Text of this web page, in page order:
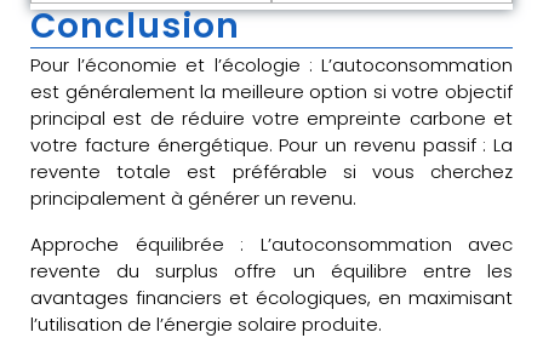
Conclusion
Pour l’économie et l’écologie : L’autoconsommation
est généralement la meilleure option si votre objectif
principal est de réduire votre empreinte carbone et
votre facture énergétique. Pour un revenu passif : La
revente totale est préférable si vous cherchez
principalement à générer un revenu.
Approche équilibrée : L’autoconsommation avec
revente du surplus offre un équilibre entre les
avantages financiers et écologiques, en maximisant
l’utilisation de l’énergie solaire produite.